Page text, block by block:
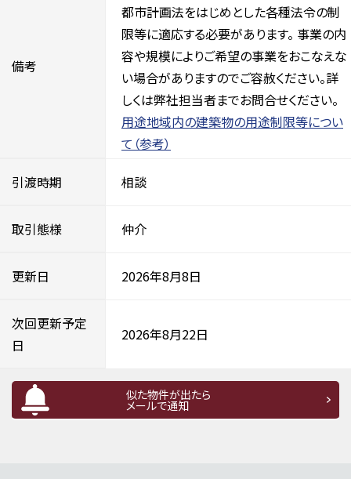
備考
都市計画法をはじめとした各種法令の制
限等に適応する必要があります。 事業の内
容や規模によりご希望の事業をおこなえな
い場合がありますのでご容赦ください。詳
しくは弊社担当者までお問合せください。
用途地域内の建築物の用途制限等につい
て（参考）
引渡時期 相談
取引態様 仲介
更新日 2026年8月8日
次回更新予定
日
2026年8月22日
似た物件が出たら
メールで通知